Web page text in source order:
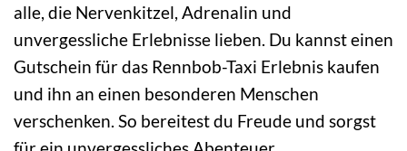
alle, die Nervenkitzel, Adrenalin und
unvergessliche Erlebnisse lieben. Du kannst einen
Gutschein für das Rennbob-Taxi Erlebnis kaufen
und ihn an einen besonderen Menschen
verschenken. So bereitest du Freude und sorgst